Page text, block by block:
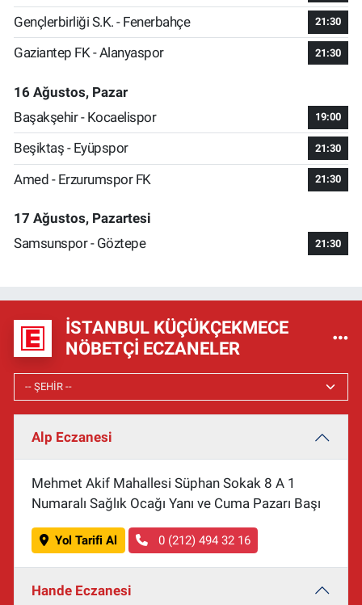
Gençlerbirliği S.K. - Fenerbahçe 21:30
Gaziantep FK - Alanyaspor 21:30
16 Ağustos, Pazar
Başakşehir - Kocaelispor
19:00
Beşiktaş - Eyüpspor 21:30
Amed - Erzurumspor FK 21:30
17 Ağustos, Pazartesi
Samsunspor - Göztepe
21:30
İSTANBUL KÜÇÜKÇEKMECE
NÖBETÇI ECZANELER
Alp Eczanesi
Mehmet Akif Mahallesi Süphan Sokak 8 A 1
Numaralı Sağlık Ocağı Yanı ve Cuma Pazarı Başı
Yol Tarifi Al 0 (212) 494 32 16
Hande Eczanesi